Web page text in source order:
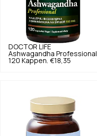
DOCTOR LIFE
Ashwagandha Professional
120 Kappen. €18,35